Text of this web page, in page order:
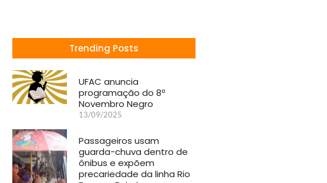
Trending Posts
UFAC anuncia
programação do 8º
Novembro Negro
13/09/2025
Passageiros usam
guarda-chuva dentro de
ônibus e expõem
precariedade da linha Rio